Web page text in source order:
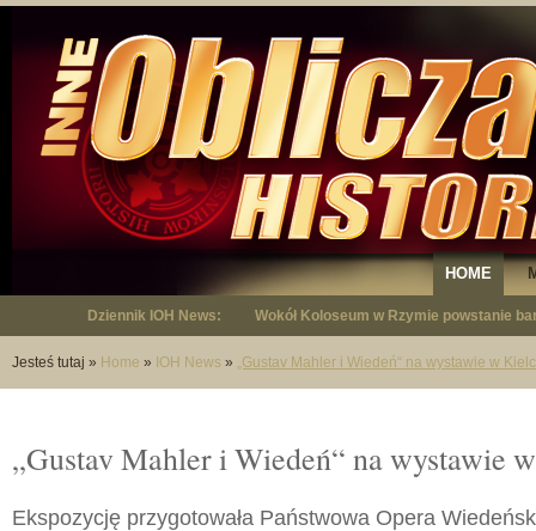
HOME
Dziennik IOH News: Wokół Koloseum w Rzymie powstanie
"Niepodległy - opowieść o Januszu
Jesteś tutaj » Home » IOH News » „Gustav Mahler i Wiedeń“ na wystawie w
„Gustav Mahler i Wiedeń“ na wystawie
Ekspozycję przygotowała Państwowa Opera